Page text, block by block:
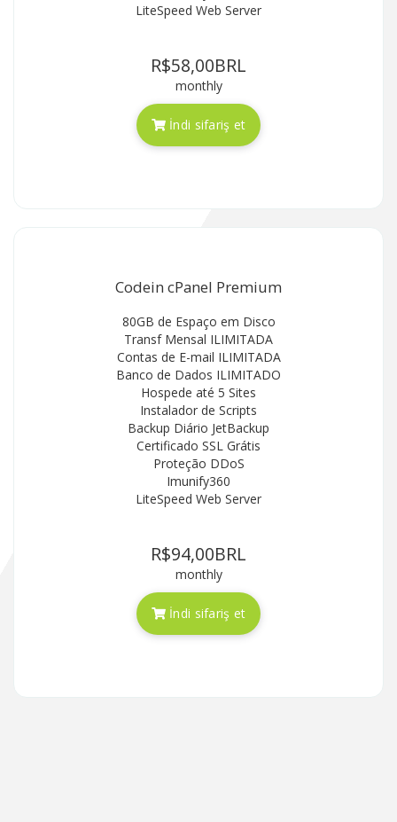
LiteSpeed Web Server
R$58,00BRL
monthly
İndi sifariş et
Codein cPanel Premium
80GB de Espaço em Disco
Transf Mensal ILIMITADA
Contas de E-mail ILIMITADA
Banco de Dados ILIMITADO
Hospede até 5 Sites
Instalador de Scripts
Backup Diário JetBackup
Certificado SSL Grátis
Proteção DDoS
Imunify360
LiteSpeed Web Server
R$94,00BRL
monthly
İndi sifariş et